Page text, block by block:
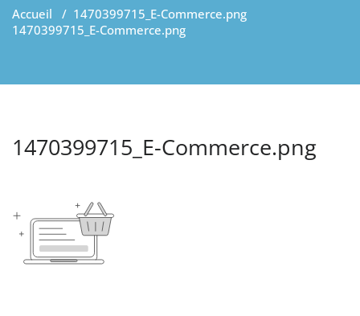
Accueil / 1470399715_E-Commerce.png
1470399715_E-Commerce.png
1470399715_E-Commerce.png